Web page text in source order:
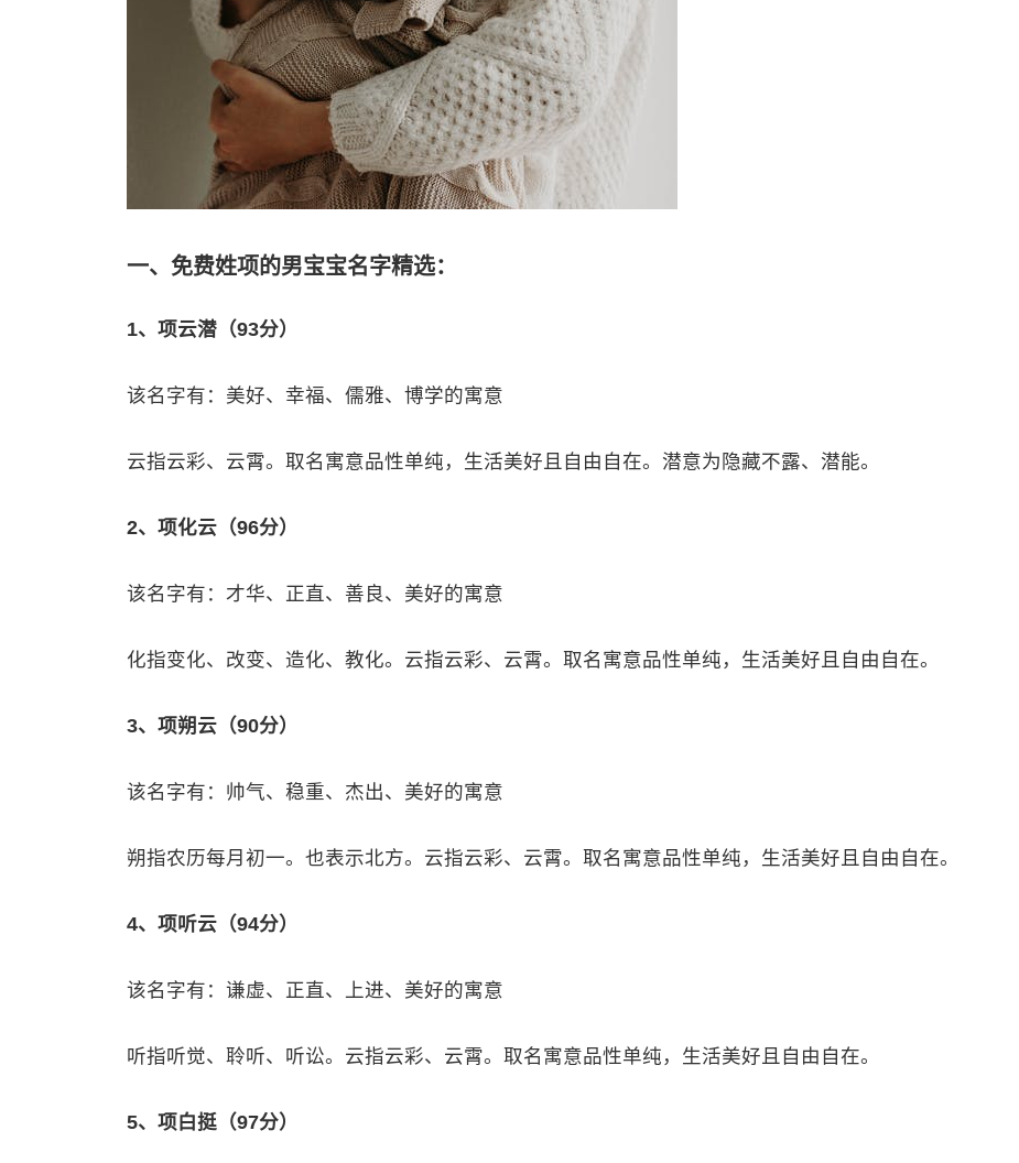
一、免费姓项的男宝宝名字精选：
1、项云潜（93分）
该名字有：美好、幸福、儒雅、博学的寓意
云指云彩、云霄。取名寓意品性单纯，生活美好且自由自在。潜意为隐藏不露、潜能。
2、项化云（96分）
该名字有：才华、正直、善良、美好的寓意
化指变化、改变、造化、教化。云指云彩、云霄。取名寓意品性单纯，生活美好且自由自在。
3、项朔云（90分）
该名字有：帅气、稳重、杰出、美好的寓意
朔指农历每月初一。也表示北方。云指云彩、云霄。取名寓意品性单纯，生活美好且自由自在。
4、项听云（94分）
该名字有：谦虚、正直、上进、美好的寓意
听指听觉、聆听、听讼。云指云彩、云霄。取名寓意品性单纯，生活美好且自由自在。
5、项白挺（97分）